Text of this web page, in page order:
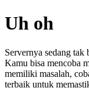
Uh oh
Servernya sedang tak
Kamu bisa mencoba
memiliki masalah,
terbaik untuk